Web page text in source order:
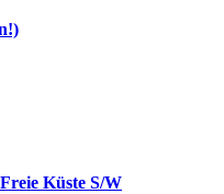
Küste S/W